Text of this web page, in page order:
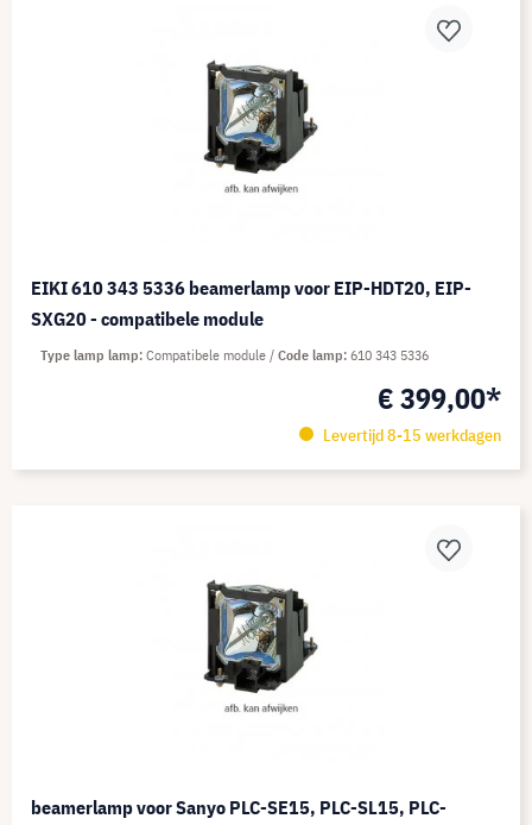
EIKI 610 343 5336 beamerlamp voor EIP-HDT20, EIP-
SXG20 - compatibele module
€ 399,00*
Levertijd 8-15 werkdagen
Type lamp lamp Compatibele module Code lamp 610 343 5336
beamerlamp voor Sanyo PLC-SE15, PLC-SL15, PLC-